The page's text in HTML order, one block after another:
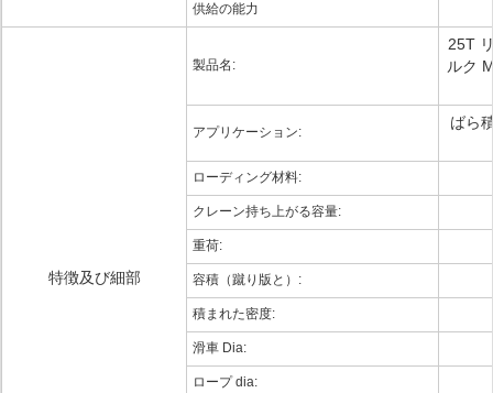
供給の能力
特徴及び細部
製品名:
25T
ルク
アプリケーション:
ばら
ローディング材料:
クレーン持ち上がる容量:
重荷:
容積（蹴り版と）:
積まれた密度:
滑車 Dia:
ロープ dia: